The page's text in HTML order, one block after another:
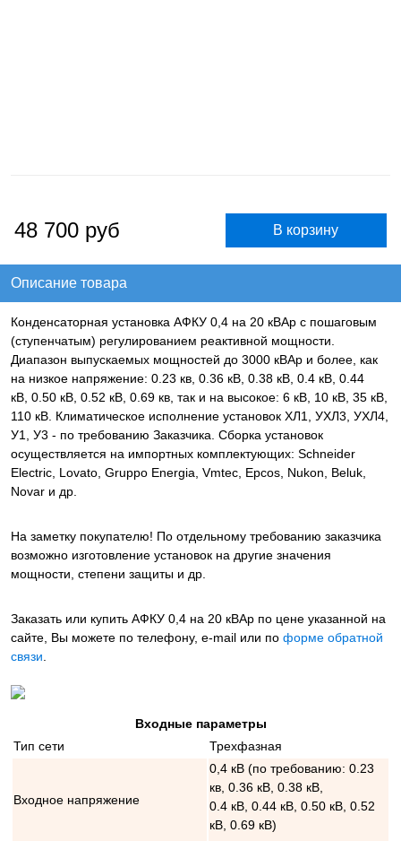
48 700 руб
Описание товара
Конденсаторная установка АФКУ 0,4 на 20 кВАр с пошаговым
(ступенчатым) регулированием реактивной мощности.
Диапазон выпускаемых мощностей до 3000 кВАр и более, как
на низкое напряжение: 0.23 кв, 0.36 кВ, 0.38 кВ, 0.4 кВ, 0.44
кВ, 0.50 кВ, 0.52 кВ, 0.69 кв, так и на высокое: 6 кВ, 10 кВ, 35 кВ,
110 кВ. Климатическое исполнение установок ХЛ1, УХЛ3, УХЛ4,
У1, У3 - по требованию Заказчика. Сборка установок
осуществляется на импортных комплектующих: Schneider
Electric, Lovato, Gruppo Energia, Vmtec, Epcos, Nukon, Beluk,
Novar и др.
На заметку покупателю! По отдельному требованию заказчика
возможно изготовление установок на другие значения
мощности, степени защиты и др.
Заказать или купить АФКУ 0,4 на 20 кВАр по цене указанной на
сайте, Вы можете по телефону, e-mail или по форме обратной
связи.
Входные параметры
Тип сети
Трехфазная
Входное напряжение
0,4 кВ (по требованию: 0.23
кв, 0.36 кВ, 0.38 кВ,
0.4 кВ, 0.44 кВ, 0.50 кВ, 0.52
кВ, 0.69 кВ)